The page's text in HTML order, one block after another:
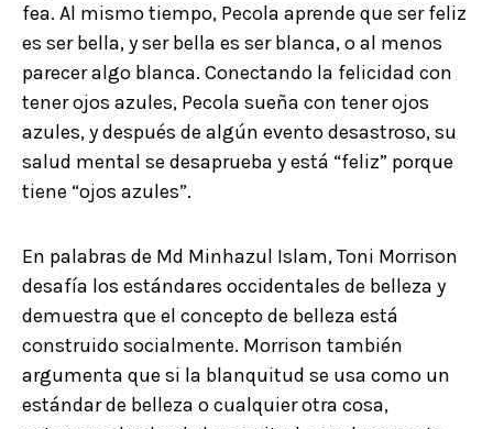
fea. Al mismo tiempo, Pecola aprende que ser feliz
es ser bella, y ser bella es ser blanca, o al menos
parecer algo blanca. Conectando la felicidad con
tener ojos azules, Pecola sueña con tener ojos
azules, y después de algún evento desastroso, su
salud mental se desaprueba y está “feliz” porque
tiene “ojos azules”.
En palabras de Md Minhazul Islam, Toni Morrison
desafía los estándares occidentales de belleza y
demuestra que el concepto de belleza está
construido socialmente. Morrison también
argumenta que si la blanquitud se usa como un
estándar de belleza o cualquier otra cosa,